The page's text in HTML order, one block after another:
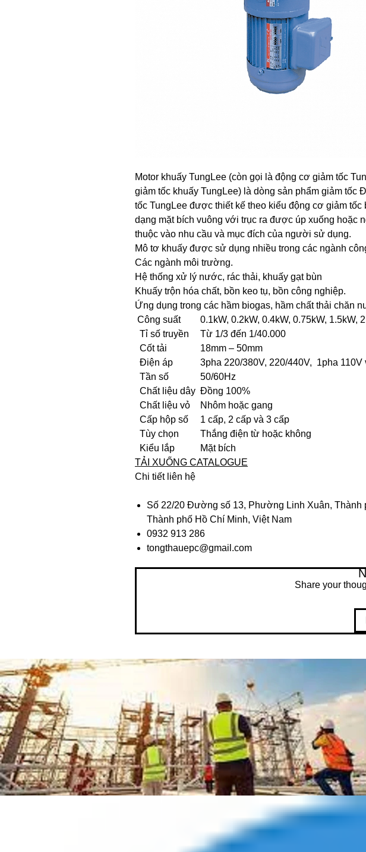
Motor khuấy TungLee (còn gọi là động cơ giảm tốc
giảm tốc khuấy TungLee) là dòng sản phẩm giảm tốc
tốc TungLee được thiết kế theo kiểu động cơ giảm tốc
dạng mặt bích vuông với trục ra được úp xuống hoặc
thuộc vào nhu cầu và mục đích của người sử dụng.
Mô tơ khuấy được sử dụng nhiều trong các ngành
Các ngành môi trường.
Hệ thống xử lý nước, rác thải, khuấy gạt bùn
Khuấy trộn hóa chất, bồn keo tụ, bồn công nghiệp.
Ứng dụng trong các hầm biogas, hầm chất thải chăn
Công suất
0.1kW, 0.2kW, 0.4kW, 0.75kW, 1.5kW,
Tỉ số truyền
Từ 1/3 đến 1/40.000
Cốt tải
18mm – 50mm
Điện áp
3pha 220/380V, 220/440V, 1pha 110V
Tần số
50/60Hz
Chất liệu dây Đồng 100%
Chất liệu vỏ
Nhôm hoặc gang
Cấp hộp số
1 cấp, 2 cấp và 3 cấp
Tùy chọn
Thắng điện từ hoặc không
Kiểu lắp
Mặt bích
TẢI XUỐNG CATALOGUE
Chi tiết liên hệ
Số 22/20 Đường số 13, Phường Linh Xuân, Thành
Thành phố Hồ Chí Minh, Việt Nam
0932 913 286
tongthauepc@gmail.com
Share your